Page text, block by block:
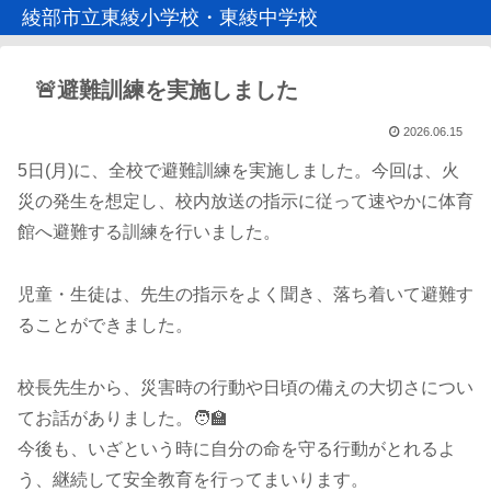
綾部市立東綾小学校・東綾中学校
🚨避難訓練を実施しました
2026.06.15
5日(月)に、全校で避難訓練を実施しました。今回は、火
災の発生を想定し、校内放送の指示に従って速やかに体育
館へ避難する訓練を行いました。
児童・生徒は、先生の指示をよく聞き、落ち着いて避難す
ることができました。
校長先生から、災害時の行動や日頃の備えの大切さについ
てお話がありました。🧑‍🏫
今後も、いざという時に自分の命を守る行動がとれるよ
う、継続して安全教育を行ってまいります。